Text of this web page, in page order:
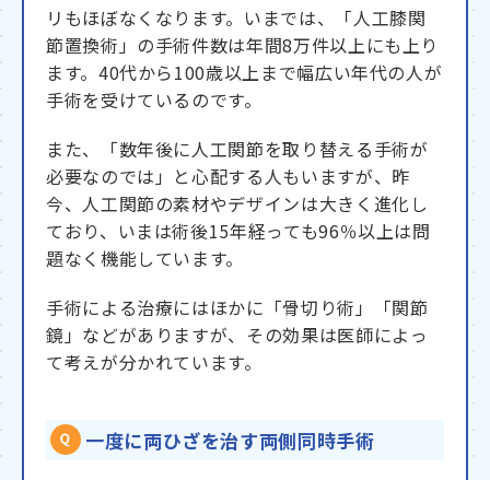
リもほぼなくなります。いまでは、「人工膝関
節置換術」の手術件数は年間8万件以上にも上り
ます。40代から100歳以上まで幅広い年代の人が
手術を受けているのです。
また、「数年後に人工関節を取り替える手術が
必要なのでは」と心配する人もいますが、昨
今、人工関節の素材やデザインは大きく進化し
ており、いまは術後15年経っても96％以上は問
題なく機能しています。
手術による治療にはほかに「骨切り術」「関節
鏡」などがありますが、その効果は医師によっ
て考えが分かれています。
一度に両ひざを治す両側同時手術